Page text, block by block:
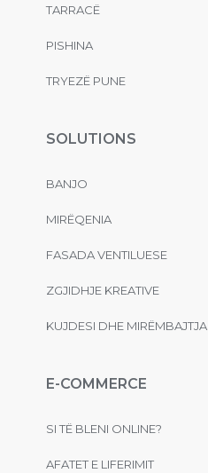
TARRACË
PISHINA
TRYEZË PUNE
SOLUTIONS
BANJO
MIRËQENIA
FASADA VENTILUESE
ZGJIDHJE KREATIVE
KUJDESI DHE MIRËMBAJTJA
E-COMMERCE
SI TË BLENI ONLINE?
AFATET E LIFERIMIT